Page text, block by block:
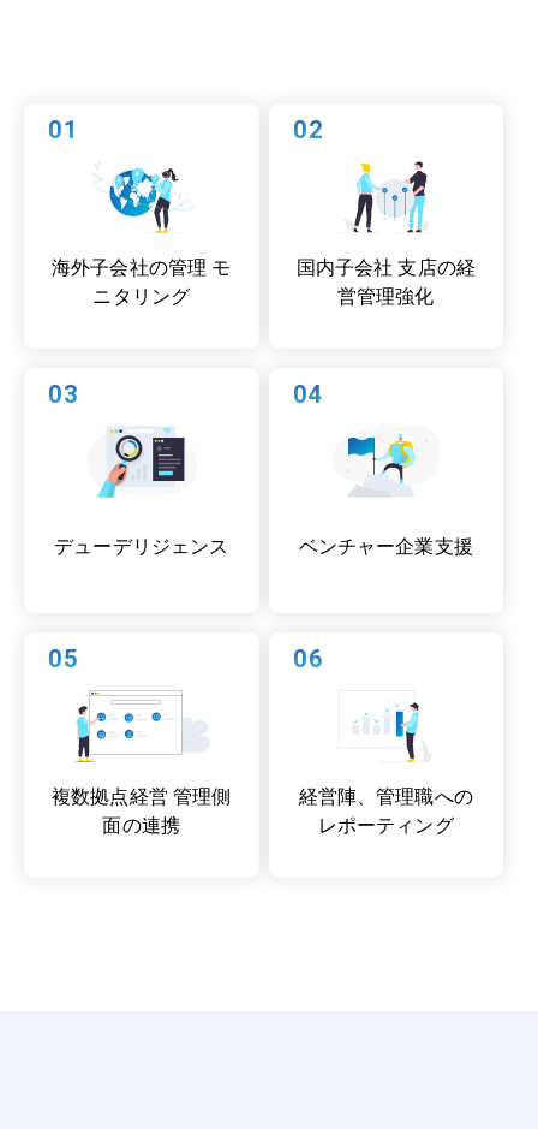
01
海外子会社の管理 モ
ニタリング
02
国内子会社 支店の経
営管理強化
03
デューデリジェンス
04
ベンチャー企業支援
05
複数拠点経営 管理側
面の連携
06
経営陣、管理職への
レポーティング